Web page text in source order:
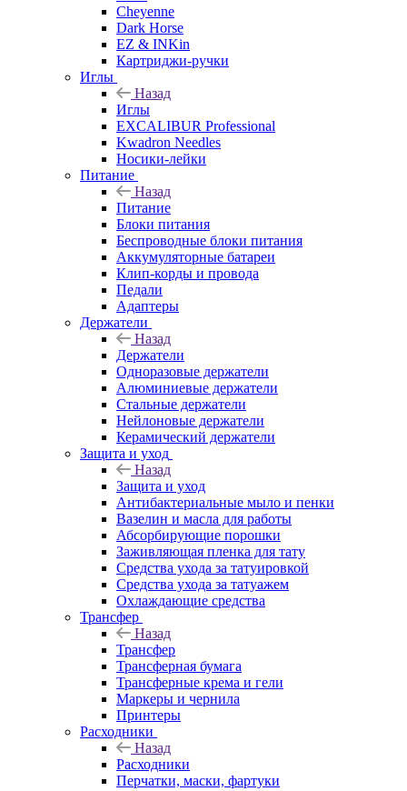
Cheyenne
Dark Horse
EZ & INKin
Картриджи-ручки
Иглы
Назад
Иглы
EXCALIBUR Professional
Kwadron Needles
Носики-лейки
Питание
Назад
Питание
Блоки питания
Беспроводные блоки питания
Аккумуляторные батареи
Клип-корды и провода
Педали
Адаптеры
Держатели
Назад
Держатели
Одноразовые держатели
Алюминиевые держатели
Стальные держатели
Нейлоновые держатели
Керамический держатели
Защита и уход
Назад
Защита и уход
Антибактериальные мыло и пенки
Вазелин и масла для работы
Абсорбирующие порошки
Заживляющая пленка для тату
Средства ухода за татуировкой
Средства ухода за татуажем
Охлаждающие средства
Трансфер
Назад
Трансфер
Трансферная бумага
Трансферные крема и гели
Маркеры и чернила
Принтеры
Расходники
Назад
Расходники
Перчатки, маски, фартуки